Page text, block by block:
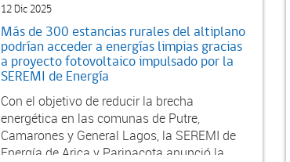
12 Dic 2025
Más de 300 estancias rurales del altiplano
podrían acceder a energías limpias gracias
a proyecto fotovoltaico impulsado por la
SEREMI de Energía
Con el objetivo de reducir la brecha
energética en las comunas de Putre,
Camarones y General Lagos, la SEREMI de
Energía de Arica y Parinacota anunció la